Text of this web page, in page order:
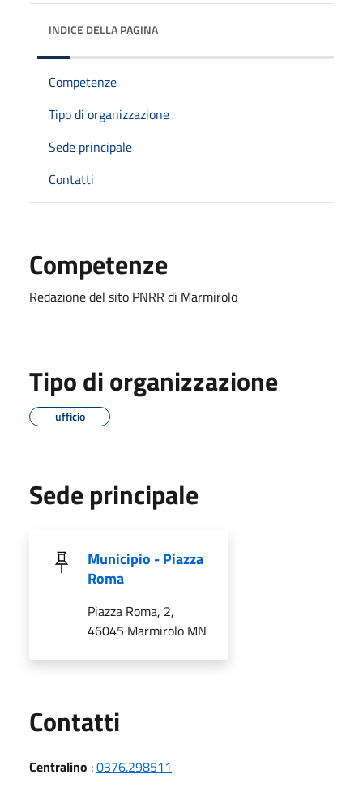
INDICE DELLA PAGINA
Competenze
Tipo di organizzazione
Sede principale
Contatti
Competenze
Redazione del sito PNRR di Marmirolo
Tipo di organizzazione
ufficio
Sede principale
Municipio - Piazza
Roma
Piazza Roma, 2,
46045 Marmirolo MN
Contatti
Centralino :0376.298511